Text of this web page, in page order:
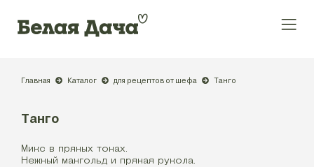
Главная Каталог для рецептов от шефа Танго
Танго
Микс в пряных тонах.
Нежный мангольд и пряная рукола.